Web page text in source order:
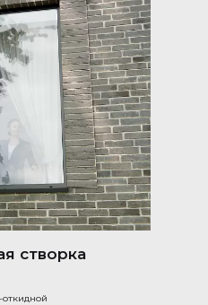
створка